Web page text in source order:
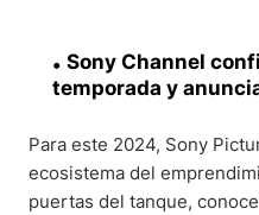
Sony Channel
temporada y
Para este 2024, Sony
ecosistema del
puertas del tanque,